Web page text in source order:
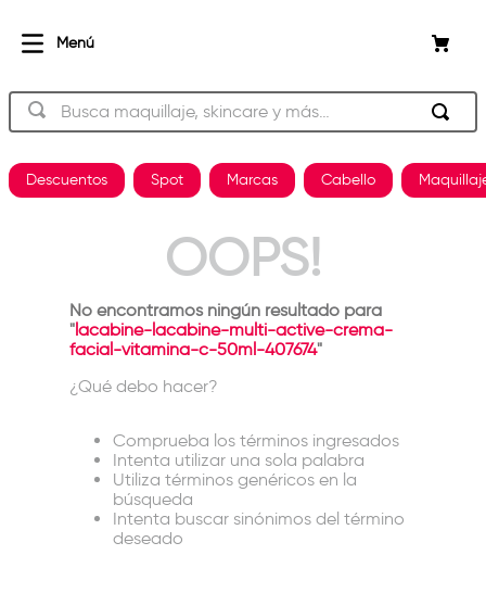
Busca maquillaje, skincare y más…
Descuentos Spot Marcas Cabello
OOPS!
No encontramos ningún resultado para
"lacabine-lacabine-multi-active-crema-
facial-vitamina-c-50ml-407674"
¿Qué debo hacer?
Comprueba los términos ingresados
Intenta utilizar una sola palabra
Utiliza términos genéricos en la
búsqueda
Intenta buscar sinónimos del término
deseado